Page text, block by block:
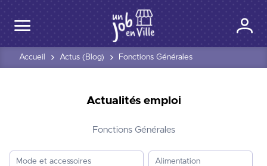
Accueil Actus (Blog) Fonctions Générales
Actualités emploi
Fonctions Générales
Mode et accessoires Alimentation